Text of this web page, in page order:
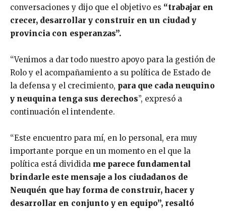
conversaciones y dijo que el objetivo es “trabajar en
crecer, desarrollar y construir en un ciudad y
provincia con esperanzas”.
“Venimos a dar todo nuestro apoyo para la gestión de
Rolo y el acompañamiento a su política de Estado de
la defensa y el crecimiento, para que cada neuquino
y neuquina tenga sus derechos”, expresó a
continuación el intendente.
“Este encuentro para mí, en lo personal, era muy
importante porque en un momento en el que la
política está dividida me parece fundamental
brindarle este mensaje a los ciudadanos de
Neuquén que hay forma de construir, hacer y
desarrollar en conjunto y en equipo”, resaltó